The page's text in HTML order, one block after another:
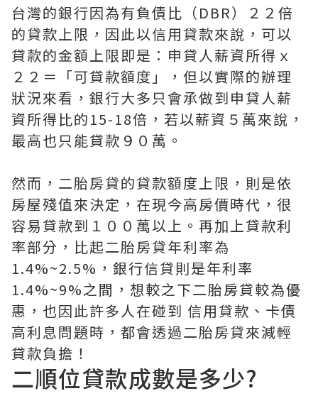
台灣的銀行因為有負債比（DBR）２２倍
的貸款上限，因此以信用貸款來說，可以
貸款的金額上限即是：申貸人薪資所得ｘ
２２＝「可貸款額度」，但以實際的辦理
狀況來看，銀行大多只會承做到申貸人薪
資所得比的15-18倍，若以薪資５萬來說，
最高也只能貸款９０萬。
然而，二胎房貸的貸款額度上限，則是依
房屋殘值來決定，在現今高房價時代，很
容易貸款到１００萬以上。再加上貸款利
率部分，比起二胎房貸年利率為
1.4%~2.5%，銀行信貸則是年利率
1.4%~9%之間，想較之下二胎房貸較為優
惠，也因此許多人在碰到 信用貸款、卡債
高利息問題時，都會透過二胎房貸來減輕
貸款負擔！
二順位貸款成數是多少?